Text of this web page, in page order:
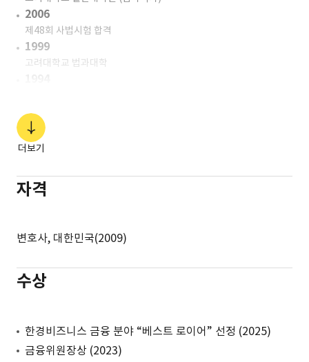
2006
제48회 사법시험 합격
1999
고려대학교 법과대학
더보기
자격
변호사, 대한민국(2009)
수상
한경비즈니스 금융 분야 “베스트 로이어” 선정 (2025)
금융위원장상 (2023)